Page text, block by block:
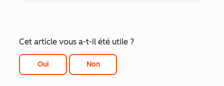
Cet article vous a-t-il été utile ?
Oui Non